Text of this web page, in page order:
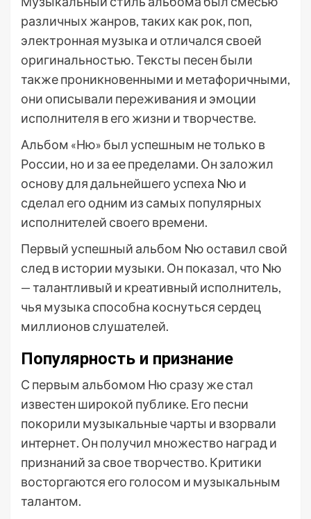
различных жанров, таких как рок, поп,
электронная музыка и отличался своей
оригинальностью. Тексты песен были
также проникновенными и метафоричными,
они описывали переживания и эмоции
исполнителя в его жизни и творчестве.
Альбом «Ню» был успешным не только в
России, но и за ее пределами. Он заложил
основу для дальнейшего успеха Nю и
сделал его одним из самых популярных
исполнителей своего времени.
Первый успешный альбом Nю оставил свой
след в истории музыки. Он показал, что Nю
— талантливый и креативный исполнитель,
чья музыка способна коснуться сердец
миллионов слушателей.
Популярность и признание
С первым альбомом Ню сразу же стал
известен широкой публике. Его песни
покорили музыкальные чарты и взорвали
интернет. Он получил множество наград и
признаний за свое творчество. Критики
восторгаются его голосом и музыкальным
талантом.